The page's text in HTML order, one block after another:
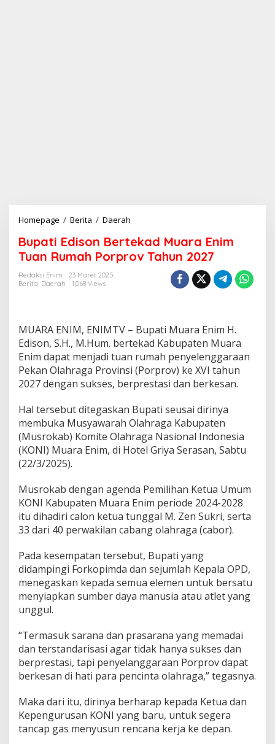
Homepage / Berita / Daerah
p
a
t
o
n
B
e
r
t
k
a
d
M
u
a
E
n
i
m
u
a
n
R
u
P
o
r
p
v
T
a
Bupati Edison Bertekad Muara Enim
Tuan Rumah Porprov Tahun 2027
Redaksi Enim
23 Maret 2025
Berita, Daerah 1,068 Views
MUARA ENIM, ENIMTV – Bupati Muara Enim H.
Edison, S.H., M.Hum. bertekad Kabupaten Muara
Enim dapat menjadi tuan rumah penyelenggaraan
Pekan Olahraga Provinsi (Porprov) ke XVI tahun
2027 dengan sukses, berprestasi dan berkesan.
Hal tersebut ditegaskan Bupati seusai dirinya
membuka Musyawarah Olahraga Kabupaten
(Musrokab) Komite Olahraga Nasional Indonesia
(KONI) Muara Enim, di Hotel Griya Serasan, Sabtu
(22/3/2025).
Musrokab dengan agenda Pemilihan Ketua Umum
KONI Kabupaten Muara Enim periode 2024-2028
itu dihadiri calon ketua tunggal M. Zen Sukri, serta
33 dari 40 perwakilan cabang olahraga (cabor).
Pada kesempatan tersebut, Bupati yang
didampingi Forkopimda dan sejumlah Kepala OPD,
menegaskan kepada semua elemen untuk bersatu
menyiapkan sumber daya manusia atau atlet yang
unggul.
“Termasuk sarana dan prasarana yang memadai
dan terstandarisasi agar tidak hanya sukses dan
berprestasi, tapi penyelanggaraan Porprov dapat
berkesan di hati para pencinta olahraga,” tegasnya.
Maka dari itu, dirinya berharap kepada Ketua dan
Kepengurusan KONI yang baru, untuk segera
tancap gas menyusun rencana kerja ke depan.